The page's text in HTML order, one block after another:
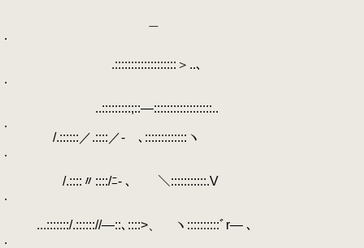
.
.:::::::::::::::::::＞..､
.
..:::::::::;::―::::::::::::::::::..
.
/.::::::／.::::／- ､:::::::::::::ヽ
.
/.::::〃::::/ﾆ- ､ ＼:::::::::::.V
.
...:::::::/.:::::://―::､::::>、 ヽ::::::::::ﾞr― ､
.